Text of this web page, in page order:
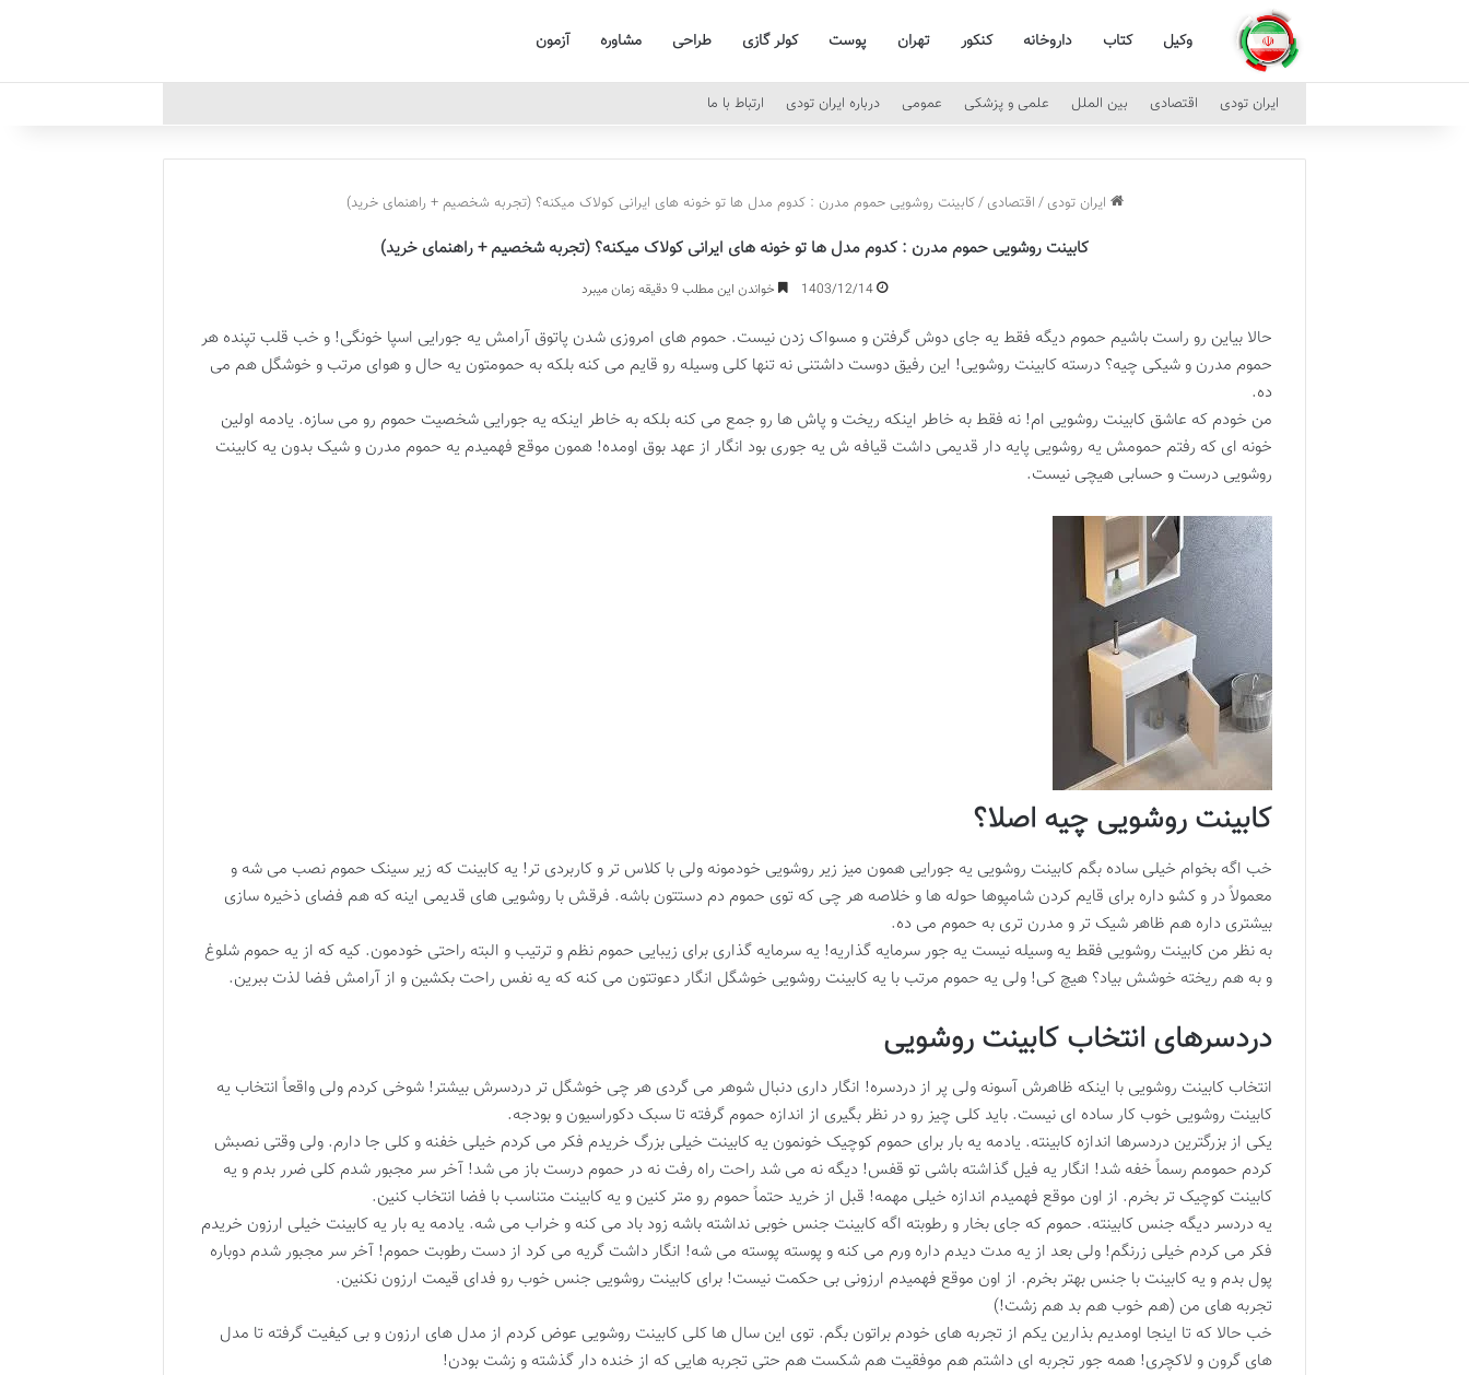
وکیل کتاب داروخانه کنکور تهران پوست کولر گازی طراحی مشاوره آزمون
ایران تودی اقتصادی بین الملل علمی و پزشکی عمومی درباره ایران تودی ارتباط با ما
ایران تودی / اقتصادی /کابینت روشویی حموم مدرن : کدوم مدل ها تو خونه های ایرانی کولاک میکنه؟ (تجربه شخصیم + راهنمای خرید)
کابینت روشویی حموم مدرن : کدوم مدل ها تو خونه های ایرانی کولاک میکنه؟ (تجربه شخصیم + راهنمای خرید)
1403/12/14 خواندن این مطلب 9 دقیقه زمان میبرد
حالا بیاین رو راست باشیم حموم دیگه فقط یه جای دوش گرفتن و مسواک زدن نیست. حموم های امروزی شدن پاتوق آرامش یه جورایی اسپا خونگی! و خب قلب تپنده هر
حموم مدرن و شیکی چیه؟ درسته کابینت روشویی! این رفیق دوست داشتنی نه تنها کلی وسیله رو قایم می کنه بلکه به حمومتون یه حال و هوای مرتب و خوشگل هم می
ده.
من خودم که عاشق کابینت روشویی ام! نه فقط به خاطر اینکه ریخت و پاش ها رو جمع می کنه بلکه به خاطر اینکه یه جورایی شخصیت حموم رو می سازه. یادمه اولین
خونه ای که رفتم حمومش یه روشویی پایه دار قدیمی داشت قیافه ش یه جوری بود انگار از عهد بوق اومده! همون موقع فهمیدم یه حموم مدرن و شیک بدون یه کابینت
روشویی درست و حسابی هیچی نیست.
کابینت روشویی چیه اصلا؟
خب اگه بخوام خیلی ساده بگم کابینت روشویی یه جورایی همون میز زیر روشویی خودمونه ولی با کلاس تر و کاربردی تر! یه کابینت که زیر سینک حموم نصب می شه و
معمولاً در و کشو داره برای قایم کردن شامپوها حوله ها و خلاصه هر چی که توی حموم دم دستتون باشه. فرقش با روشویی های قدیمی اینه که هم فضای ذخیره سازی
بیشتری داره هم ظاهر شیک تر و مدرن تری به حموم می ده.
به نظر من کابینت روشویی فقط یه وسیله نیست یه جور سرمایه گذاریه! یه سرمایه گذاری برای زیبایی حموم نظم و ترتیب و البته راحتی خودمون. کیه که از یه حموم شلوغ
و به هم ریخته خوشش بیاد؟ هیچ کی! ولی یه حموم مرتب با یه کابینت روشویی خوشگل انگار دعوتتون می کنه که یه نفس راحت بکشین و از آرامش فضا لذت ببرین.
دردسرهای انتخاب کابینت روشویی
انتخاب کابینت روشویی با اینکه ظاهرش آسونه ولی پر از دردسره! انگار داری دنبال شوهر می گردی هر چی خوشگل تر دردسرش بیشتر! شوخی کردم ولی واقعاً انتخاب یه
کابینت روشویی خوب کار ساده ای نیست. باید کلی چیز رو در نظر بگیری از اندازه حموم گرفته تا سبک دکوراسیون و بودجه.
یکی از بزرگترین دردسرها اندازه کابینته. یادمه یه بار برای حموم کوچیک خونمون یه کابینت خیلی بزرگ خریدم فکر می کردم خیلی خفنه و کلی جا دارم. ولی وقتی نصبش
کردم حمومم رسماً خفه شد! انگار یه فیل گذاشته باشی تو قفس! دیگه نه می شد راحت راه رفت نه در حموم درست باز می شد! آخر سر مجبور شدم کلی ضرر بدم و یه
کابینت کوچیک تر بخرم. از اون موقع فهمیدم اندازه خیلی مهمه! قبل از خرید حتماً حموم رو متر کنین و یه کابینت متناسب با فضا انتخاب کنین.
یه دردسر دیگه جنس کابینته. حموم که جای بخار و رطوبته اگه کابینت جنس خوبی نداشته باشه زود باد می کنه و خراب می شه. یادمه یه بار یه کابینت خیلی ارزون خریدم
فکر می کردم خیلی زرنگم! ولی بعد از یه مدت دیدم داره ورم می کنه و پوسته پوسته می شه! انگار داشت گریه می کرد از دست رطوبت حموم! آخر سر مجبور شدم دوباره
پول بدم و یه کابینت با جنس بهتر بخرم. از اون موقع فهمیدم ارزونی بی حکمت نیست! برای کابینت روشویی جنس خوب رو فدای قیمت ارزون نکنین.
تجربه های من (هم خوب هم بد هم زشت!)
خب حالا که تا اینجا اومدیم بذارین یکم از تجربه های خودم براتون بگم. توی این سال ها کلی کابینت روشویی عوض کردم از مدل های ارزون و بی کیفیت گرفته تا مدل
های گرون و لاکچری! همه جور تجربه ای داشتم هم موفقیت هم شکست هم حتی تجربه هایی که از خنده دار گذشته و زشت بودن!